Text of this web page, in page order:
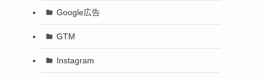
Google広告
GTM
Instagram